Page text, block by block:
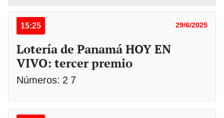
15:25 29/6/2025
Lotería de Panamá HOY EN
VIVO: tercer premio
Números: 2 7